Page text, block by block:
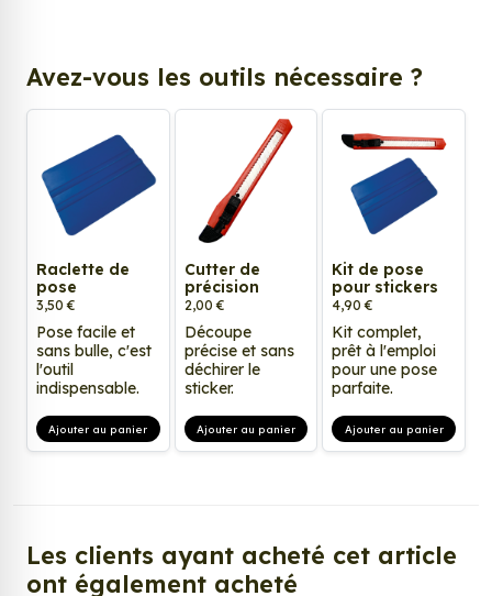
Avez-vous les outils nécessaire ?
Raclette de
pose
3,50 €
Pose facile et
sans bulle, c'est
l'outil
indispensable.
Ajouter au panier
Cutter de
précision
2,00 €
Découpe
précise et sans
déchirer le
sticker.
Ajouter au panier
Kit de pose
pour stickers
4,90 €
Kit complet,
prêt à l'emploi
pour une pose
parfaite.
Ajouter au panier
Les clients ayant acheté cet article
ont également acheté